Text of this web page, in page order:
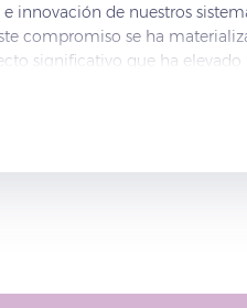
innovación de nuestros
compromiso se ha
significativo que ha elevado